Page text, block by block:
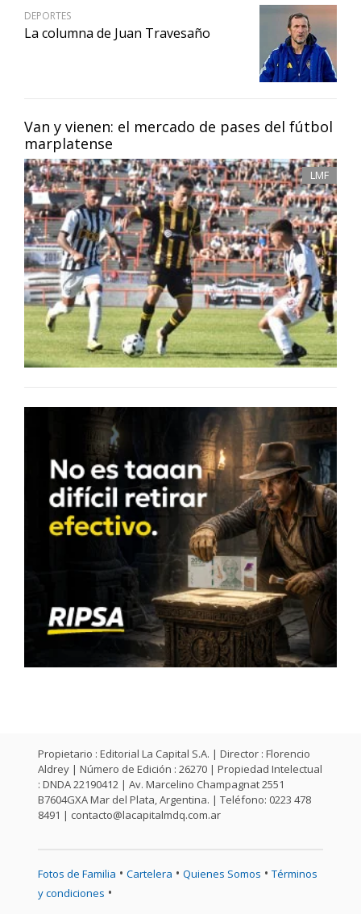
Van y vienen: el mercado de pases del fútbol
marplatense
LMF
DEPORTES
La columna de Juan Travesaño
Propietario : Editorial La Capital S.A. | Director : Florencio
Aldrey | Número de Edición : 26270 | Propiedad Intelectual
: DNDA 22190412 | Av. Marcelino Champagnat 2551
B7604GXA Mar del Plata, Argentina. | Teléfono: 0223 478
8491 | contacto@lacapitalmdq.com.ar
Fotos de Familia • Cartelera • Quienes Somos • Términos
y condiciones •